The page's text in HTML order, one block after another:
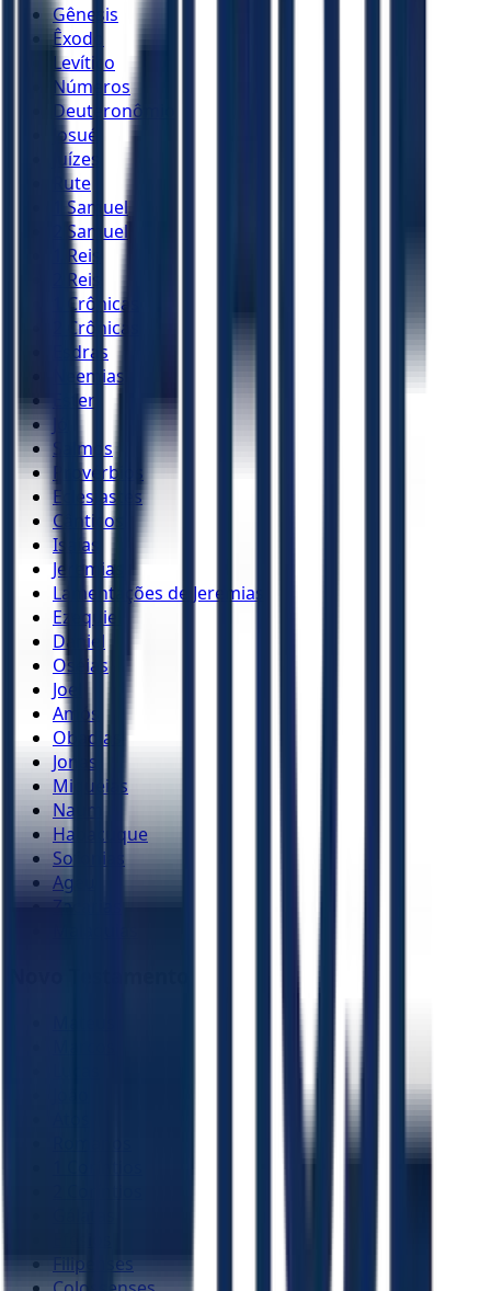
Gênesis
Êxodo
Levítico
Números
Deuteronômio
Josué
Juízes
Rute
1 Samuel
2 Samuel
1 Reis
2 Reis
1 Crônicas
2 Crônicas
Esdras
Neemias
Ester
Salmos
Provérbios
Eclesiastes
Cânticos
Isaías
Jeremias
Lamentações de Jeremias
Ezequiel
Daniel
Oséias
Joel
Amós
Obadias
Jonas
Miquéias
Naum
Habacuque
Sofonias
Ageu
Filipenses